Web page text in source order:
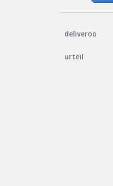
deliveroo
urteil